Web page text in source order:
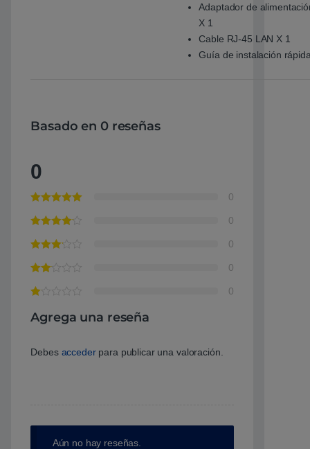
Adaptador de
X 1
Cable RJ-45 LAN X 1
Guía de instalación
Basado en 0 reseñas
0
0
0
0
0
0
Agrega una reseña
Debes accederpara publicar una valoración.
Aún no hay reseñas.